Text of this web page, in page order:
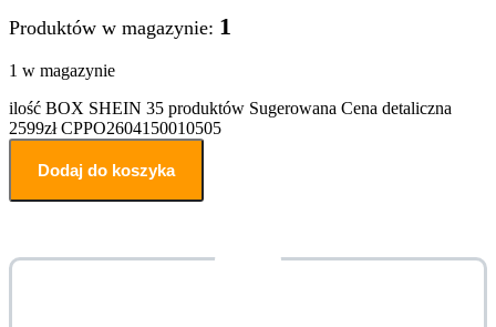
Produktów w magazynie: 1
1 w magazynie
ilość BOX SHEIN 35 produktów Sugerowana Cena detaliczna
2599zł CPPO2604150010505
Dodaj do koszyka